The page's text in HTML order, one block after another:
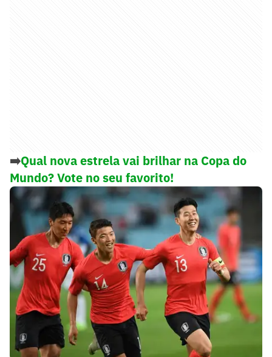
➡️Qual nova estrela vai brilhar na Copa do
Mundo? Vote no seu favorito!